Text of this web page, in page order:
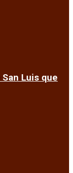
Luis que